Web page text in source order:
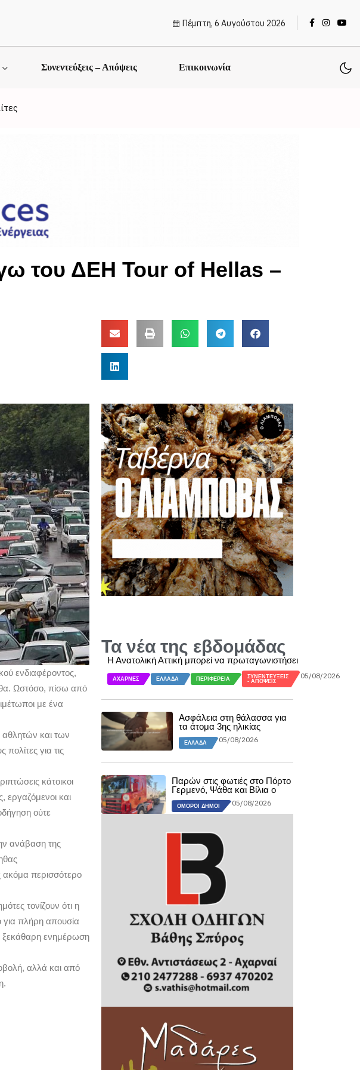
Πέμπτη, 6 Αυγούστου 2026
Συνεντεύξεις – Απόψεις Επικοινωνία
του ΔΕΗ Tour of Hellas –
ενδιαφέροντος,
Ωστόσο, πίσω από
με ένα
αθλητών και των
για τις
κάτοικοι
εργαζόμενοι και
ούτε
ανάβαση της
ακόμα περισσότερο
τονίζουν ότι η
για πλήρη απουσία
ξεκάθαρη ενημέρωση
αλλά και από
Τα νέα της εβδομάδας
Η Ανατολική Αττική μπορεί να πρωταγωνιστήσει
ΑΧΑΡΝΈΣ ΕΛΛΆΔΑ ΠΕΡΙΦΈΡΕΙΑ
ΣΥΝΕΝΤΕΎΞΕΙΣ
- ΑΠΌΨΕΙΣ
05/08/2026
Ασφάλεια στη θάλασσα για
τα άτομα 3ης ηλικίας
ΕΛΛΆΔΑ 05/08/2026
Παρών στις φωτιές στο Πόρτο
Γερμενό, Ψάθα και Βίλια ο
ΌΜΟΡΟΙ ΔΉΜΟΙ 05/08/2026